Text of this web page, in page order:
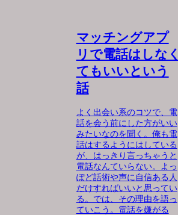
マッチングアプ
リで電話はしなく
てもいいという
話
よく出会い系のコツで、電
話を会う前にした方がいい
みたいなのを聞く。俺も電
話はするようにはしている
が、はっきり言っちゃうと
電話なんていらない。よっ
ぽど話術や声に自信ある人
だけすればいいと思ってい
る。では、その理由を語っ
ていこう。電話を嫌がる